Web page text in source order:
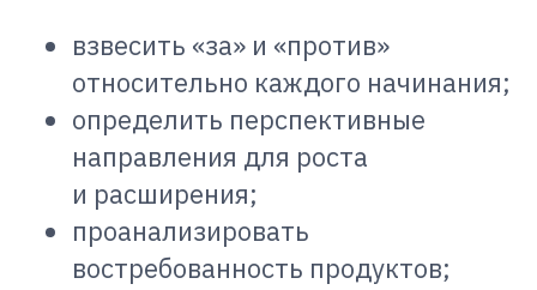
взвесить «за» и «против»
относительно каждого начинания;
определить перспективные
направления для роста
и расширения;
проанализировать
востребованность продуктов;